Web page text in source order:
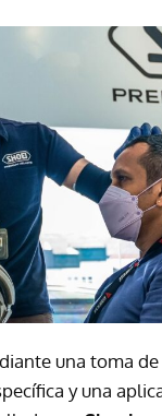
una toma
y una